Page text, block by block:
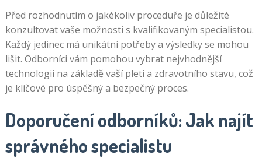
Před rozhodnutím o jakékoliv proceduře je důležité
konzultovat vaše možnosti s kvalifikovaným specialistou.
Každý jedinec má unikátní potřeby a výsledky se mohou
lišit. Odborníci vám pomohou vybrat nejvhodnější
technologii na základě vaší pleti a zdravotního stavu, což
je klíčové pro úspěšný a bezpečný proces.
Doporučení odborníků: Jak najít
správného specialistu